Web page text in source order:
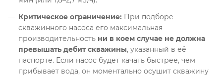
Критическое ограничение: При подборе
скважинного насоса его максимальная
производительность ни в коем случае не должна
превышать дебит скважины, указанный в её
паспорте. Если насос будет качать быстрее, чем
прибывает вода, он моментально осушит скважину